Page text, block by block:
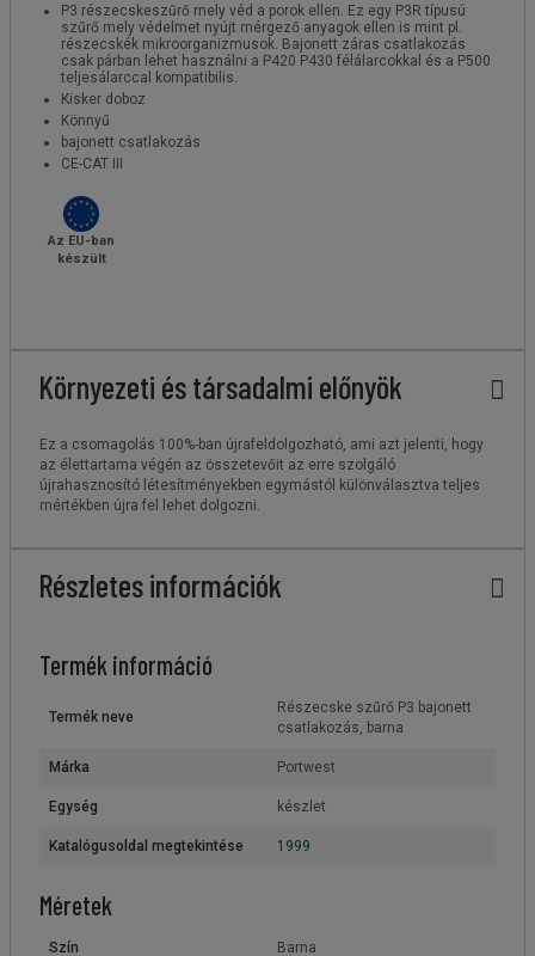
P3 részecskeszűrő mely véd a porok ellen. Ez egy P3R típusú
szűrő mely védelmet nyújt mérgező anyagok ellen is mint pl.
részecskék mikroorganizmusok. Bajonett záras csatlakozás
csak párban lehet használni a P420 P430 félálarcokkal és a P500
teljesálarccal kompatibilis.
Kisker doboz
Könnyű
bajonett csatlakozás
CE-CAT III
Az EU-ban
készült
Környezeti és társadalmi előnyök
Ez a csomagolás 100%-ban újrafeldolgozható, ami azt jelenti, hogy
az élettartama végén az összetevőit az erre szolgáló
újrahasznosító létesítményekben egymástól különválasztva teljes
mértékben újra fel lehet dolgozni.
Részletes információk
Termék információ
Termék neve
Részecske szűrő P3 bajonett
csatlakozás, barna
Márka Portwest
Egység készlet
Katalógusoldal megtekintése 1999
Méretek
Szín Barna